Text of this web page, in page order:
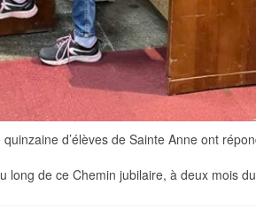
d’élèves de Sainte Anne ont
long de ce Chemin jubilaire, à deux mois